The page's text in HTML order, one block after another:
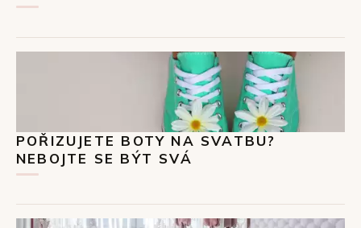
POŘIZUJETE BOTY NA SVATBU?
NEBOJTE SE BÝT SVÁ